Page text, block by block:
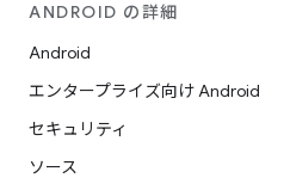
ANDROID の詳細
Android
エンタープライズ向け Android
セキュリティ
ソース